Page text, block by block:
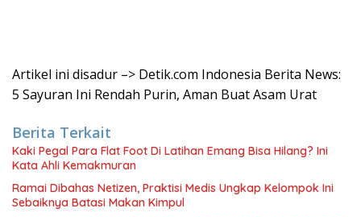
Artikel ini disadur –> Detik.com Indonesia Berita News:
5 Sayuran Ini Rendah Purin, Aman Buat Asam Urat
Berita Terkait
Kaki Pegal Para Flat Foot Di Latihan Emang Bisa Hilang? Ini
Kata Ahli Kemakmuran
Ramai Dibahas Netizen, Praktisi Medis Ungkap Kelompok Ini
Sebaiknya Batasi Makan Kimpul